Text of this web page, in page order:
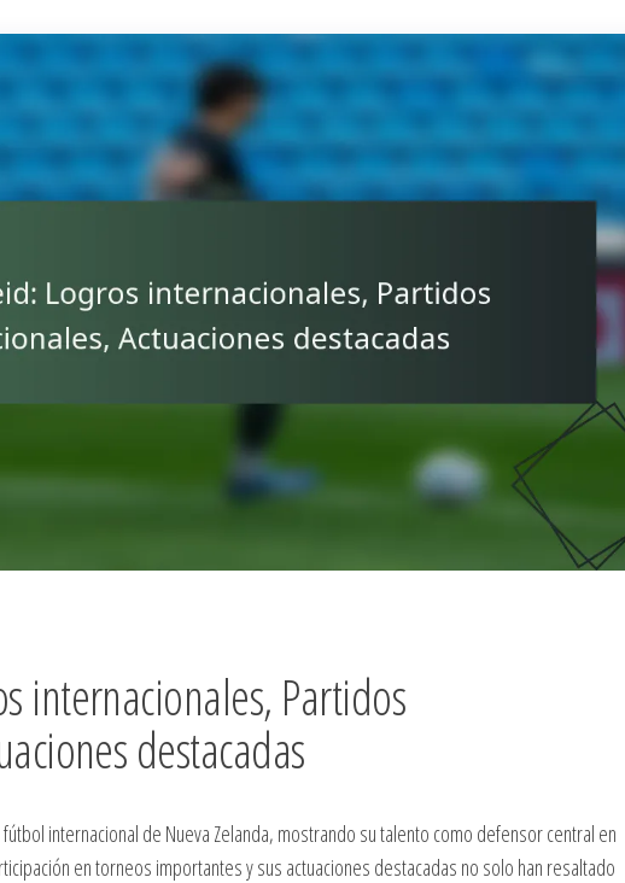
internacionales, Partidos
destacadas
internacional de Nueva Zelanda, mostrando su talento como defensor central en
en torneos importantes y sus actuaciones destacadas no solo han resaltado